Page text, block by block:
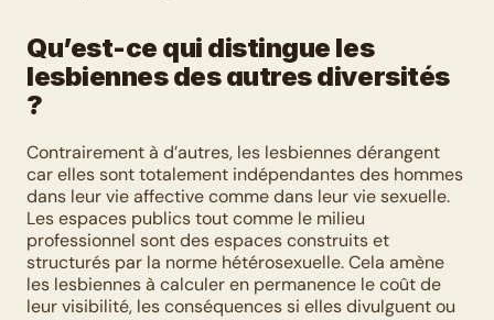
Qu’est-ce qui distingue les
lesbiennes des autres diversités
?
Contrairement à d’autres, les lesbiennes dérangent
car elles sont totalement indépendantes des hommes
dans leur vie affective comme dans leur vie sexuelle.
Les espaces publics tout comme le milieu
professionnel sont des espaces construits et
structurés par la norme hétérosexuelle. Cela amène
les lesbiennes à calculer en permanence le coût de
leur visibilité, les conséquences si elles divulguent ou